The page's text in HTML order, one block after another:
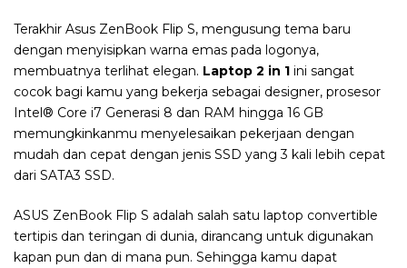
Terakhir Asus ZenBook Flip S, mengusung tema baru
dengan menyisipkan warna emas pada logonya,
membuatnya terlihat elegan. Laptop 2 in 1 ini sangat
cocok bagi kamu yang bekerja sebagai designer, prosesor
Intel® Core i7 Generasi 8 dan RAM hingga 16 GB
memungkinkanmu menyelesaikan pekerjaan dengan
mudah dan cepat dengan jenis SSD yang 3 kali lebih cepat
dari SATA3 SSD.
ASUS ZenBook Flip S adalah salah satu laptop convertible
tertipis dan teringan di dunia, dirancang untuk digunakan
kapan pun dan di mana pun. Sehingga kamu dapat